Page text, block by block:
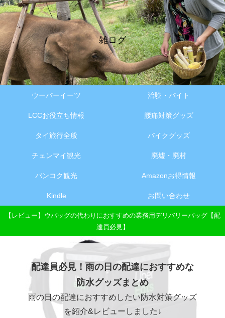
雑ログ
ウーバーイーツ 治験・バイト
LCCお役立ち情報 腰痛対策グッズ
タイ旅行全般 バイクグッズ
チェンマイ観光 廃墟・廃村
バンコク観光 Amazonお得情報
Kindle お問い合わせ
【レビュー】ウバッグの代わりにおすすめの業務用デリバリーバッグ【配
達員必見】
配達員必見！雨の日の配達におすすめな
防水グッズまとめ
雨の日の配達におすすめしたい防水対策グッズ
を紹介&レビューしました↓